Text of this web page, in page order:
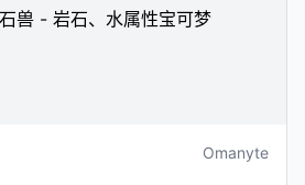
Omanyte